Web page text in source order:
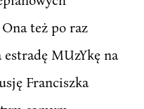
też po raz
MUzYkę na
Franciszka